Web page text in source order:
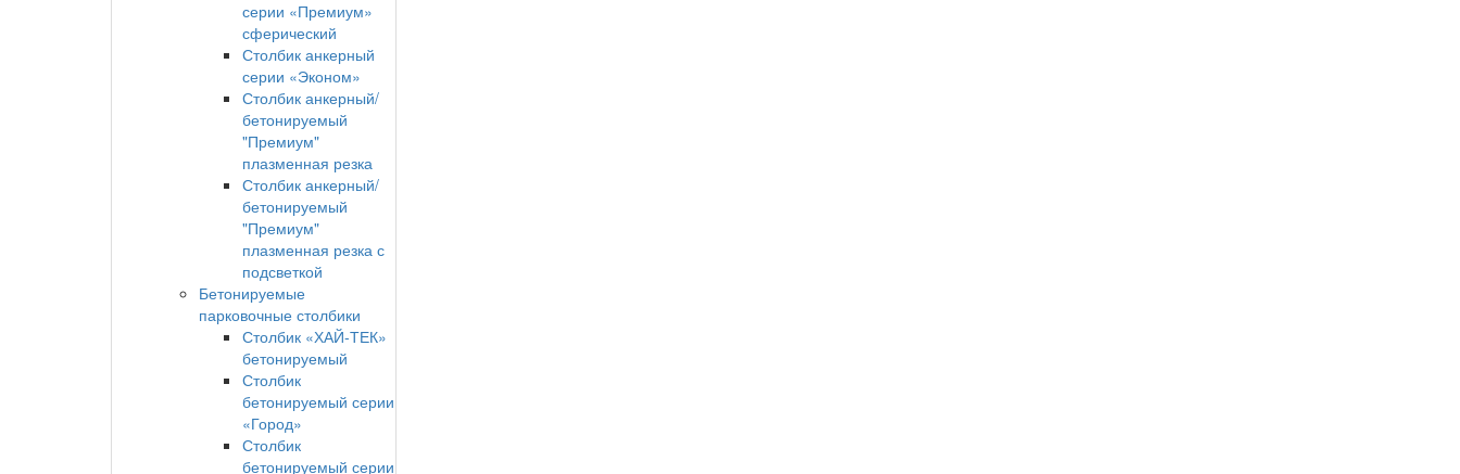
серии «Премиум»
сферический
Столбик анкерный
серии «Эконом»
Столбик анкерный/
бетонируемый
"Премиум"
плазменная резка
Столбик анкерный/
бетонируемый
"Премиум"
плазменная резка с
подсветкой
Бетонируемые
парковочные столбики
Столбик «ХАЙ-ТЕК»
бетонируемый
Столбик
бетонируемый серии
«Город»
Столбик
бетонируемый серии